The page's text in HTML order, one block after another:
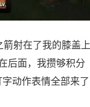
射在了我的膝盖上
后面，我攒够积分
动作表情全部来了